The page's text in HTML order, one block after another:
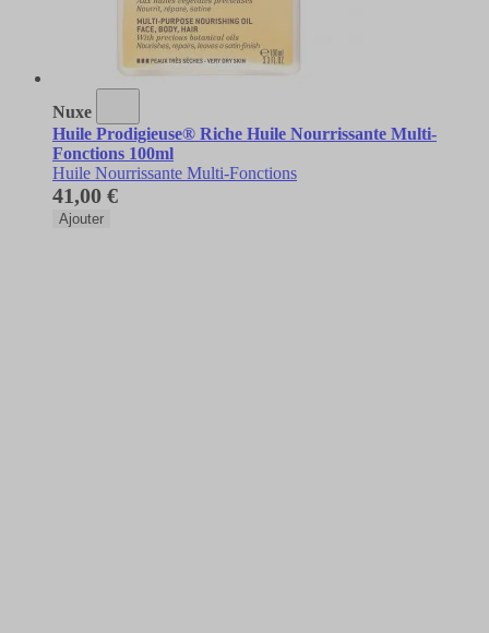
Nuxe
Huile Prodigieuse® Riche Huile Nourrissante Multi-
Fonctions 100ml
Huile Nourrissante Multi-Fonctions
41,00 €
Ajouter